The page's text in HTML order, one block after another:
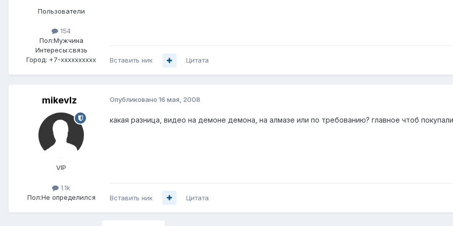
Пользователи
154
Пол:Мужчина
Интересы:связь
Город: +7-xxxxxxxxxx Вставить ник Цитата
mikevlz
VIP
1.1k
Пол:Не определился
Опубликовано 16 мая, 2008
какая разница, видео на демоне демона, на алмазе или по требованию? главное чтоб
Вставить ник Цитата